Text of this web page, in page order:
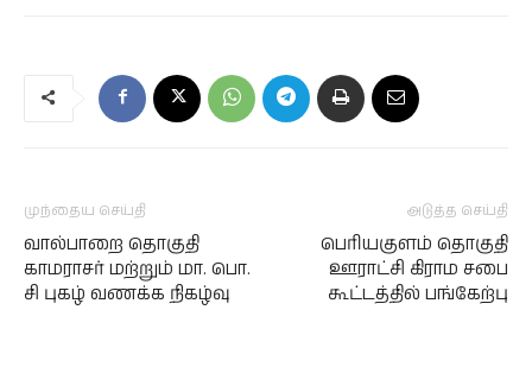
முந்தைய செய்தி
வால்பாறை தொகுதி
காமராசர் மற்றும் மா. பொ.
சி புகழ் வணக்க நிகழ்வு
அடுத்த செய்தி
பெரியகுளம் தொகுதி
ஊராட்சி கிராம சபை
கூட்டத்தில் பங்கேற்பு